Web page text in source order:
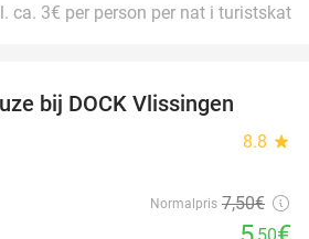
ca. 3€ per person per nat i turistskat
bij DOCK Vlissingen
8.8 star
Normalpris 7,50€
,50